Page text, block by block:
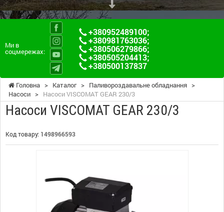
Ми в
соцмережах:
+380952489100;
+380981763036;
+380506279866;
+380505204413;
+380500137837
Головна > Каталог > Паливороздавальне обладнання >
Насоси > Насоси VISCOMAT GEAR 230/3
Насоси VISCOMAT GEAR 230/3
Код товару: 1498966593